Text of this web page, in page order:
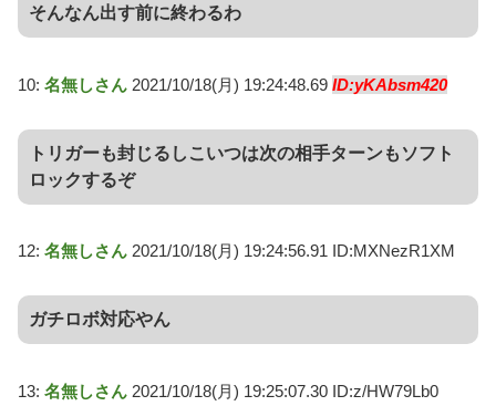
そんなん出す前に終わるわ
10: 名無しさん 2021/10/18(月) 19:24:48.69 ID:yKAbsm420
トリガーも封じるしこいつは次の相手ターンもソフト
ロックするぞ
12: 名無しさん 2021/10/18(月) 19:24:56.91 ID:MXNezR1XM
ガチロボ対応やん
13: 名無しさん 2021/10/18(月) 19:25:07.30 ID:z/HW79Lb0